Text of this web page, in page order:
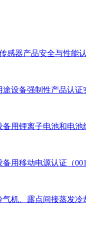
感器产品安全与性能
途设备强制性产品认证
备用锂离子电池和电
用移动电源认证（
气机、露点间接蒸发